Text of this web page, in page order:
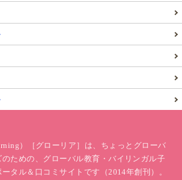
）［グローリア］は、ちょっとグローバ
ための、グローバル教育・バイリンガル子
タル＆口コミサイトです（2014年創刊）。